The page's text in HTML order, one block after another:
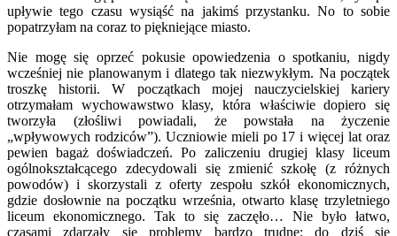
upływie tego czasu wysiąść na jakimś przystanku. No to sobie
popatrzyłam na coraz to piękniejące miasto.
Nie mogę się oprzeć pokusie opowiedzenia o spotkaniu, nigdy
wcześniej nie planowanym i dlatego tak niezwykłym. Na początek
troszkę historii. W początkach mojej nauczycielskiej kariery
otrzymałam wychowawstwo klasy, która właściwie dopiero się
tworzyła (złośliwi powiadali, że powstała na życzenie
„wpływowych rodziców”). Uczniowie mieli po 17 i więcej lat oraz
pewien bagaż doświadczeń. Po zaliczeniu drugiej klasy liceum
ogólnokształcącego zdecydowali się zmienić szkołę (z różnych
powodów) i skorzystali z oferty zespołu szkół ekonomicznych,
gdzie dosłownie na początku września, otwarto klasę trzyletniego
liceum ekonomicznego. Tak to się zaczęło… Nie było łatwo,
czasami zdarzały się problemy bardzo trudne; do dziś się